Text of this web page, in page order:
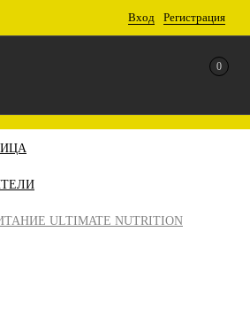
Вход Регистрация
0
ULTIMATE NUTRITION